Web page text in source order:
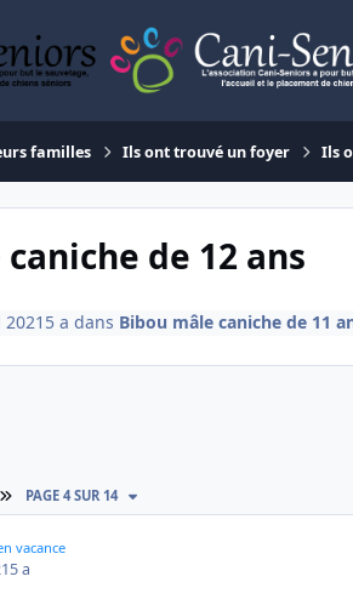
familles Ils ont trouvé un foyer Ils
de 12 ans
5 a dans Bibou mâle caniche de 11
DERNIÈRE PAGE
PAGE 4 SUR 14
vacance
5 a